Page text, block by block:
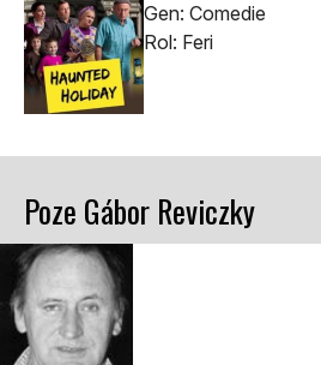
Gen: Comedie
Rol: Feri
Poze Gábor Reviczky